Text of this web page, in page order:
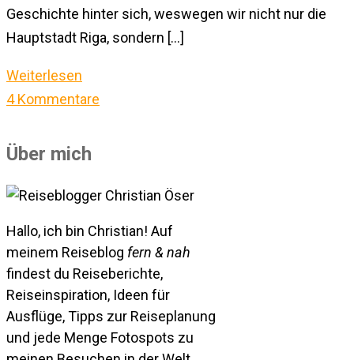
Geschichte hinter sich, weswegen wir nicht nur die
Hauptstadt Riga, sondern […]
Weiterlesen
4 Kommentare
Über mich
Hallo, ich bin Christian! Auf
meinem Reiseblog fern & nah
findest du Reiseberichte,
Reiseinspiration, Ideen für
Ausflüge, Tipps zur Reiseplanung
und jede Menge Fotospots zu